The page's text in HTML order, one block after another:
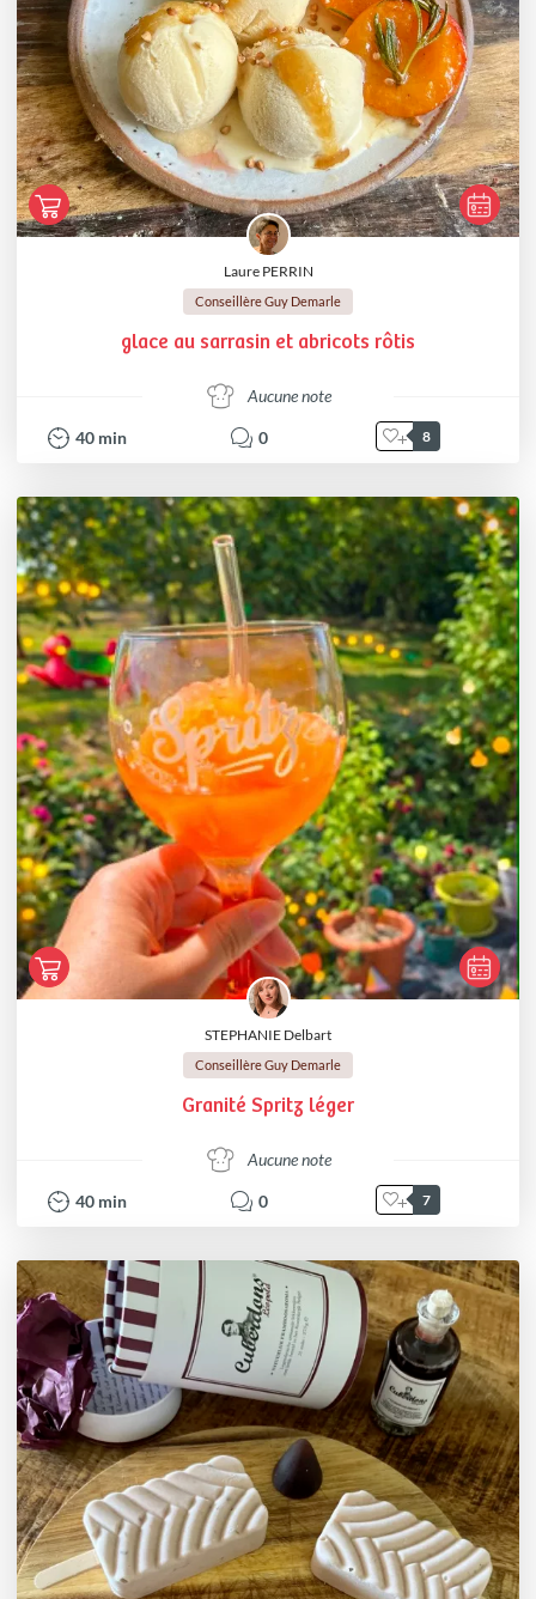
Laure PERRIN
Conseillère Guy Demarle
glace au sarrasin et abricots rôtis
Aucune note
40 min 0 8
STEPHANIE Delbart
Conseillère Guy Demarle
Granité Spritz léger
Aucune note
40 min 0 7